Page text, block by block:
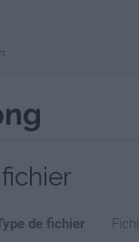
de fichier